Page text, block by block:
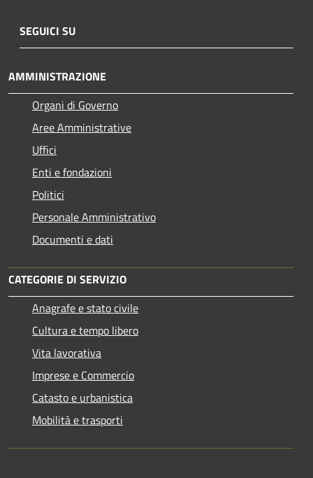
SEGUICI SU
AMMINISTRAZIONE
Organi di Governo
Aree Amministrative
Uffici
Enti e fondazioni
Politici
Personale Amministrativo
Documenti e dati
CATEGORIE DI SERVIZIO
Anagrafe e stato civile
Cultura e tempo libero
Vita lavorativa
Imprese e Commercio
Catasto e urbanistica
Mobilità e trasporti